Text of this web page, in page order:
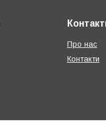
Про нас
Контакти